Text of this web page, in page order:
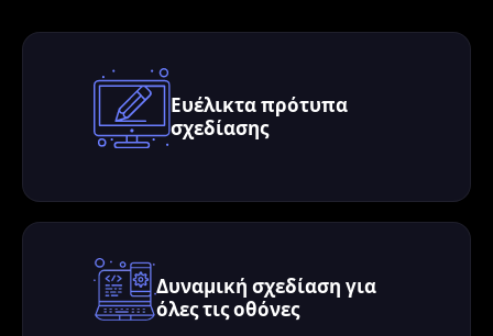
Ευέλικτα πρότυπα
σχεδίασης
Δυναμική σχεδίαση για
όλες τις οθόνες